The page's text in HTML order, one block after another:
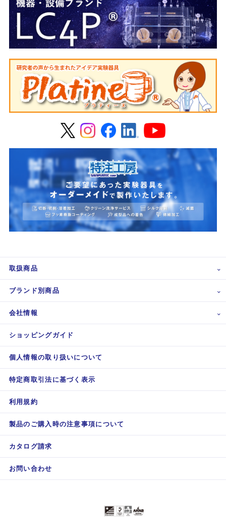
取扱商品
ブランド別商品
会社情報
ショッピングガイド
個人情報の取り扱いについて
特定商取引法に基づく表示
利用規約
製品のご購入時の注意事項について
カタログ請求
お問い合わせ